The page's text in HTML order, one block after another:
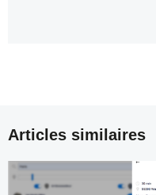
Articles similaires